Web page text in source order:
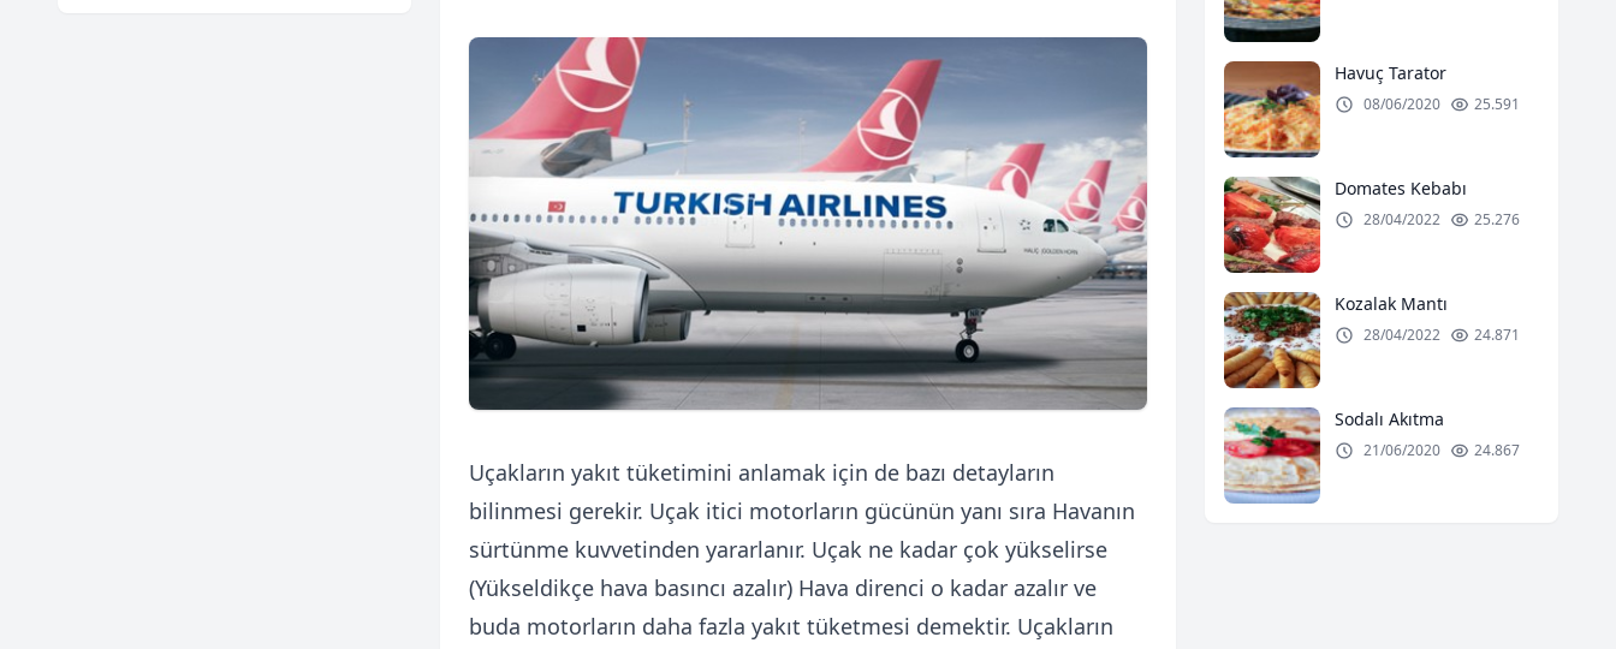
Uçakların yakıt tüketimini anlamak için de bazı detayların
bilinmesi gerekir. Uçak itici motorların gücünün yanı sıra Havanın
sürtünme kuvvetinden yararlanır. Uçak ne kadar çok yükselirse
(Yükseldikçe hava basıncı azalır) Hava direnci o kadar azalır ve
buda motorların daha fazla yakıt tüketmesi demektir. Uçakların
Havuç Tarator
08/06/2020 25.591
Domates Kebabı
28/04/2022 25.276
Kozalak Mantı
28/04/2022 24.871
Sodalı Akıtma
21/06/2020 24.867